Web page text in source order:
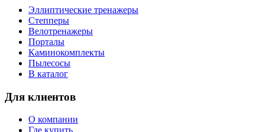
Эллиптические тренажеры
Степперы
Велотренажеры
Порталы
Каминокомплекты
Пылесосы
В каталог
Для клиентов
О компании